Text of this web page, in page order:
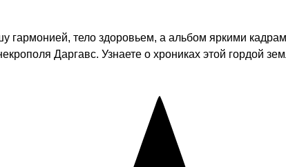
тело здоровьем, а альбом яркими
Даргавс. Узнаете о хрониках этой гордой